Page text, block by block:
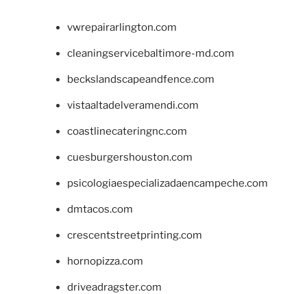
vwrepairarlington.com
cleaningservicebaltimore-md.com
beckslandscapeandfence.com
vistaaltadelveramendi.com
coastlinecateringnc.com
cuesburgershouston.com
psicologiaespecializadaencampeche.com
dmtacos.com
crescentstreetprinting.com
hornopizza.com
driveadragster.com